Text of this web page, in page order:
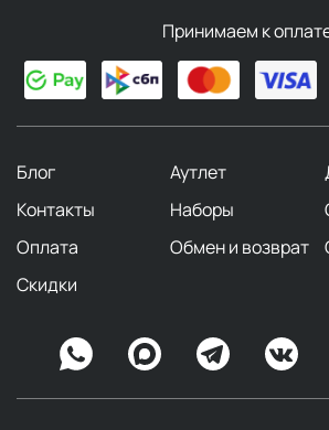
Принимаем к
Блог Аутлет
Контакты
Наборы
Оплата
Обмен и возврат
Скидки